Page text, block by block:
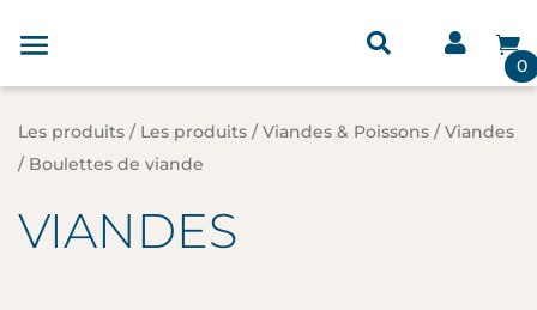

0


Les produits / Les produits /Viandes & Poissons /Viandes
/ Boulettes de viande
VIANDES